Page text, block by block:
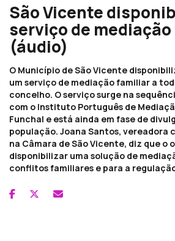
São Vicente
serviço de
(áudio)
O Município de São Vicente
um serviço de mediação familiar a
concelho. O serviço surge na
com o Instituto Português de
Funchal e está ainda em fase de
população. Joana Santos, vereadora
na Câmara de São Vicente, diz que o
disponibilizar uma solução de
conflitos familiares e para a